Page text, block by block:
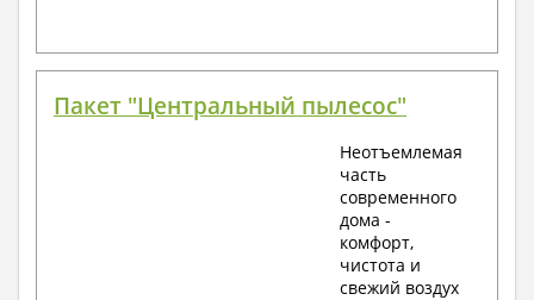
Пакет "Центральный пылесос"
Неотъемлемая
часть
современного
дома -
комфорт,
чистота и
свежий воздух